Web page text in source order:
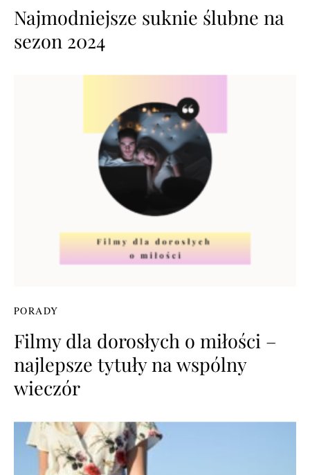
Najmodniejsze suknie ślubne na
sezon 2024
PORADY
Filmy dla dorosłych o miłości –
najlepsze tytuły na wspólny
wieczór